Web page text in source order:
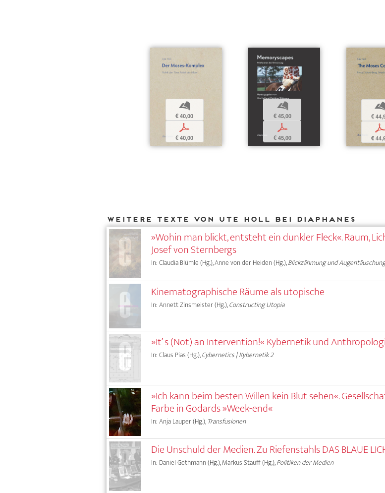
b
€ 40,00
p
€ 40,00
b
€ 45,00
p
€ 45,00
€
p
€
Weitere Texte von Ute Holl bei DIAPHANES
»Wohin man blickt, entsteht ein dunkler Fleck«. Raum,
Josef von Sternbergs
In: Claudia Blümle (Hg.), Anne von der Heiden (Hg.),Blickzähmung und
Kinematographische Räume als utopische
In: Annett Zinsmeister (Hg.),Constructing Utopia
»It’ s (Not) an Intervention!« Kybernetik und
In: Claus Pias (Hg.),Cybernetics | Kybernetik 2
»Ich kann beim besten Willen kein Blut sehen«.
Farbe in Godards »Week-end«
In: Anja Lauper (Hg.),Transfusionen
Die Unschuld der Medien. Zu Riefenstahls DAS BLAUE
In: Daniel Gethmann (Hg.), Markus Stauff (Hg.),Politiken der Medien